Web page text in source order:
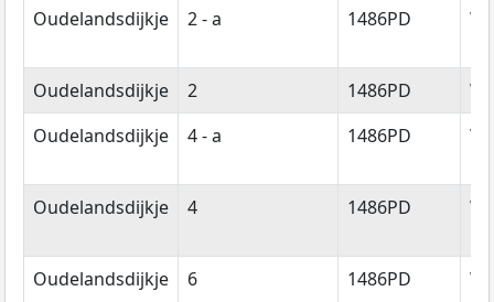
Oudelandsdijkje 2 - a 1486PD
Oudelandsdijkje 2 1486PD
Oudelandsdijkje
4 - a 1486PD
Oudelandsdijkje 4 1486PD
Oudelandsdijkje 6 1486PD